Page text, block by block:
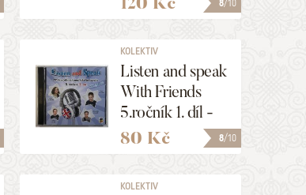
8/10
8/10
KOLEKTIV
Listen and speak
With Friends
5.ročník 1. díl -
CD
80 Kč
KOLEKTIV